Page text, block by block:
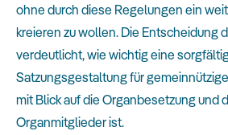
ohne durch diese Regelungen ein
kreieren zu wollen. Die Entscheidung
verdeutlicht, wie wichtig eine
Satzungsgestaltung für
mit Blick auf die Organbesetzung und
Organmitglieder ist.